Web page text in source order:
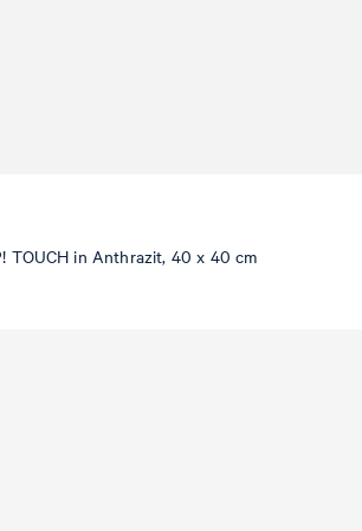
TOUCH in Anthrazit, 40 x 40 cm